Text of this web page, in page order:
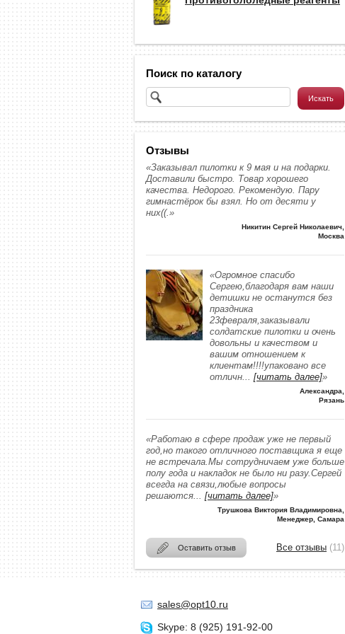
Поиск по каталогу
Отзывы
«Заказывал пилотки к 9 мая и на подарки.
Доставили быстро. Товар хорошего
качества. Недорого. Рекомендую. Пару
гимнастёрок бы взял. Но от десяти у
них((.»
Никитин Сергей Николаевич
Москва
«Огромное спасибо
Сергею,благодаря вам наши
детишки не останутся без
праздника
23февраля,заказывали
солдатские пилотки и очень
довольны и качеством и
вашим отношением к
клиентам!!!!упаковано все
отличн... [читать далее]»
Александра
Рязань
«Работаю в сфере продаж уже не первый
год,но такого отличного поставщика я еще
не встречала.Мы сотрудничаем уже больше
полу года и накладок не было ни разу.Сергей
всегда на связи,любые вопросы
решаются... [читать далее]»
Трушкова Виктория Владимировна
Менеджер, Самара
Оставить отзыв Все отзывы (11)
sales@opt10.ru
Skype: 8 (925) 191-92-00